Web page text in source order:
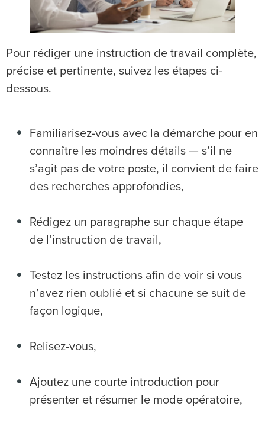
Pour rédiger une instruction de travail complète,
précise et pertinente, suivez les étapes ci-
dessous.
Familiarisez-vous avec la démarche pour en
connaître les moindres détails — s’il ne
s’agit pas de votre poste, il convient de faire
des recherches approfondies,
Rédigez un paragraphe sur chaque étape
de l’instruction de travail,
Testez les instructions afin de voir si vous
n’avez rien oublié et si chacune se suit de
façon logique,
Relisez-vous,
Ajoutez une courte introduction pour
présenter et résumer le mode opératoire,